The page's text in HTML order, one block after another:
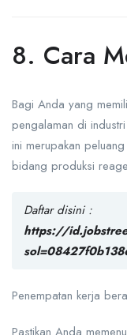
8. Cara
Bagi Anda yang
pengalaman di
ini merupakan
bidang produksi
Daftar disini :
https://
Penempatan kerja